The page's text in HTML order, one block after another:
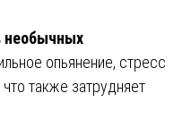
необычных
опьянение, стресс
также затрудняет